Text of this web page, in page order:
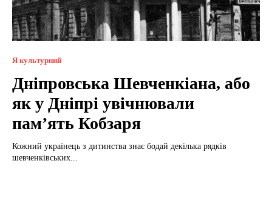
Я культурний
Дніпровська Шевченкіана, або
як у Дніпрі увічнювали
пам’ять Кобзаря
Кожний українець з дитинства знає бодай декілька рядків
шевченківських...